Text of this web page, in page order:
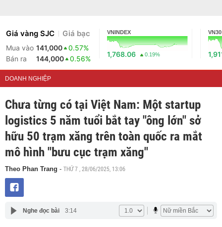
Giá vàng SJC Giá bạc
Mua vào 141,000
0.57%
Bán ra
144,000 0.56%
VNINDEX
1,768.06 0.19%
VN30
DOANH NGHIỆP
Chưa từng có tại Việt Nam: Một startup
logistics 5 năm tuổi bắt tay "ông lớn" sở
hữu 50 trạm xăng trên toàn quốc ra mắt
mô hình "bưu cục trạm xăng"
Theo Phan Trang - THỨ 7 , 28/06/2025, 13:06
Nghe đọc bài 3:14